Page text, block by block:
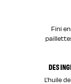
Fini
DES
L’huile